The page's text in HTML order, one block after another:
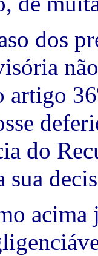
dos
artigo
do
sua